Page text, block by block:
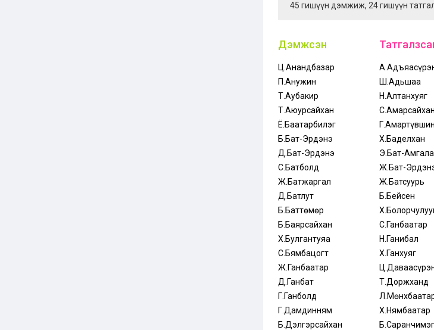
45 гишүүн дэмжиж, 24 гишүүн
Дэмжсэн
Ц.Анандбазар
П.Анужин
Т.Аубакир
Т.Аюурсайхан
Ё.Баатарбилэг
Б.Бат-Эрдэнэ
Д.Бат-Эрдэнэ
С.Батболд
Ж.Батжаргал
Д.Батлут
Б.Баттөмөр
Б.Баярсайхан
Х.Булгантуяа
С.Бямбацогт
Ж.Ганбаатар
Д.Ганбат
Г.Ганболд
Г.Дамдинням
Б.Дэлгэрсайхан
Ш.Адьшаа
Н.Алтанхуяг
С.Амарсайхан
Г.Амартүвшин
Х.Баделхан
Э.Бат-
Ж.Бат-
Ж.Батсуурь
Б.Бейсен
С.Ганбаатар
Н.Ганибал
Х.Ганхуяг
Т.Доржханд
Х.Нямбаатар
Б.Саранчимэг